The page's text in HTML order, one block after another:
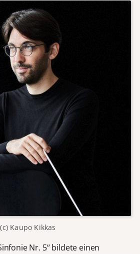
(c) Kaupo Kikkas
Nr. 5“ bildete einen